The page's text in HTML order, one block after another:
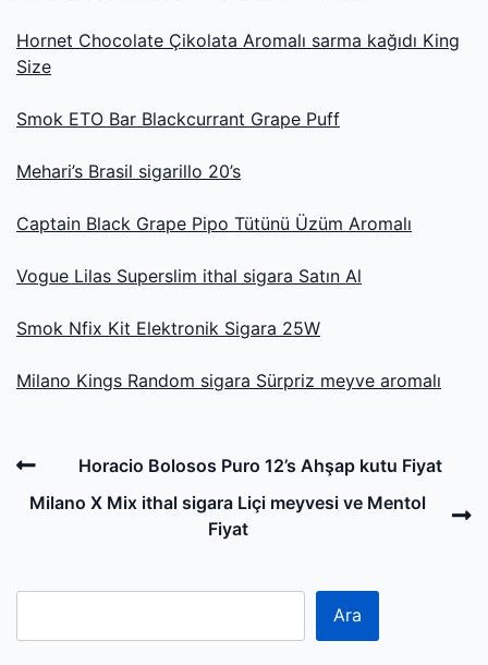
Hornet Chocolate Çikolata Aromalı sarma kağıdı King
Size
Smok ETO Bar Blackcurrant Grape Puff
Mehari’s Brasil sigarillo 20’s
Captain Black Grape Pipo Tütünü Üzüm Aromalı
Vogue Lilas Superslim ithal sigara Satın Al
Smok Nfix Kit Elektronik Sigara 25W
Milano Kings Random sigara Sürpriz meyve aromalı
Post
navigation
Previous
Post
Horacio Bolosos Puro 12’s Ahşap kutu Fiyat
Milano X Mix ithal sigara Liçi meyvesi ve Mentol
Fiyat
Ara